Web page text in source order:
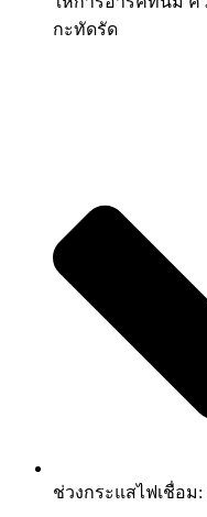
กะทัดรัด
ช่วงกระแสไฟเชื่อม: